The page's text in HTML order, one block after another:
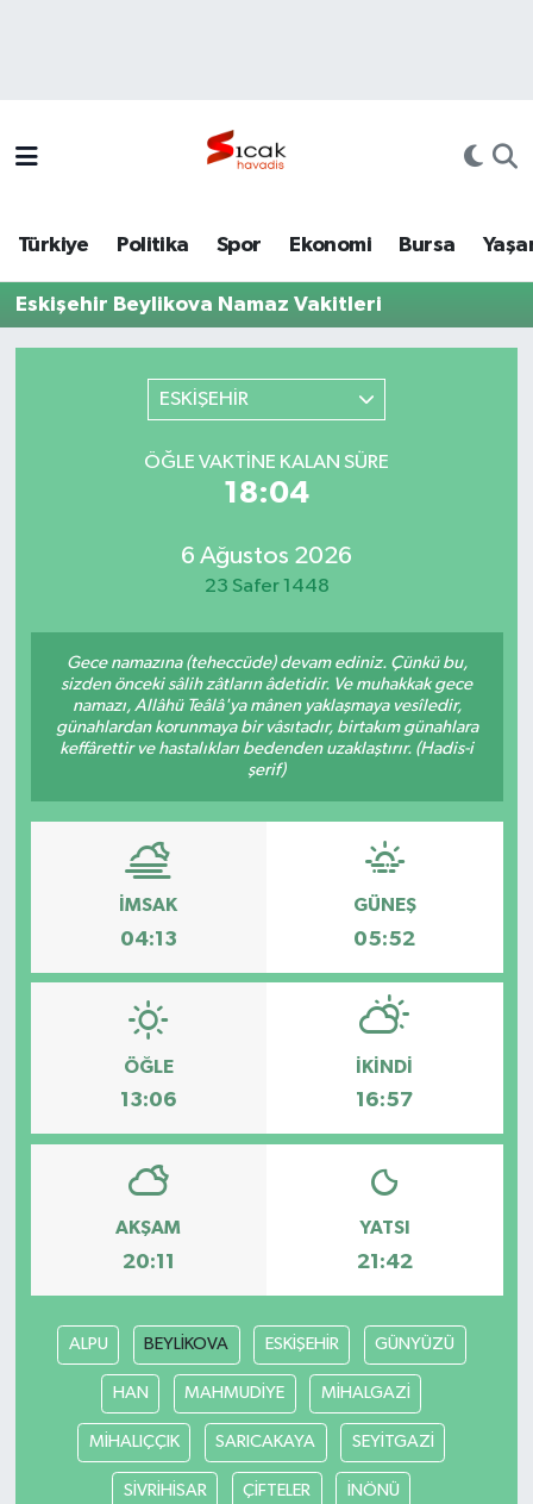
Türkiye Politika Spor Ekonomi Bursa
Eskişehir Beylikova Namaz Vakitleri
ESKİŞEHİR
ÖĞLE VAKTINE KALAN SÜRE
18:04
6 Ağustos 2026
23 Safer 1448
Gece namazına (teheccüde) devam ediniz. Çünkü bu,
sizden önceki sâlih zâtların âdetidir. Ve muhakkak gece
namazı, Allâhü Teâlâ'ya mânen yaklaşmaya vesîledir,
günahlardan korunmaya bir vâsıtadır, birtakım günahlara
keffârettir ve hastalıkları bedenden uzaklaştırır. (Hadis-i
şerif)
İMSAK
04:13
GÜNEŞ
05:52
ÖĞLE
13:06
İKINDI
16:57
AKŞAM
20:11
YATSI
21:42
ALPU BEYLİKOVA ESKİŞEHİR GÜNYÜZÜ
HAN MAHMUDİYE MİHALGAZİ
MİHALIÇÇIK SARICAKAYA SEYİTGAZİ
SİVRİHİSAR ÇİFTELER İNÖNÜ
Politika
Sağlık
Dünya
Magazin
Gündem
Kültür & Sanat
Teknoloji
Tüm Manşetler
Son Dakika Haberleri
Haber Arşivi